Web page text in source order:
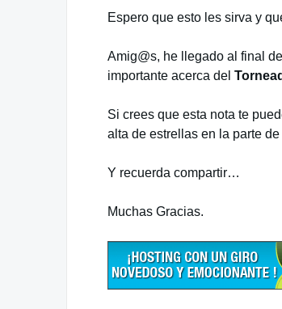
Espero que esto les sirva y
Amig@s, he llegado al final
importante acerca del
Si crees que esta nota te
alta de estrellas en la parte
Y recuerda compartir…
Muchas Gracias.